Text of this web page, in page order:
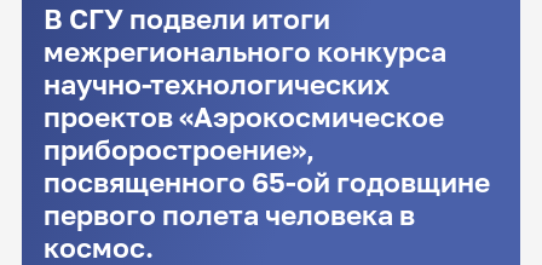
В СГУ подвели итоги
межрегионального конкурса
научно-технологических
проектов «Аэрокосмическое
приборостроение»,
посвященного 65-ой годовщине
первого полета человека в
космос.